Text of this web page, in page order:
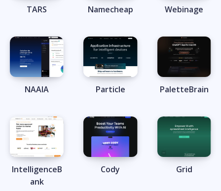
TARS Namecheap Webinage
NAAIA Particle PaletteBrain
IntelligenceB
ank
Cody Grid